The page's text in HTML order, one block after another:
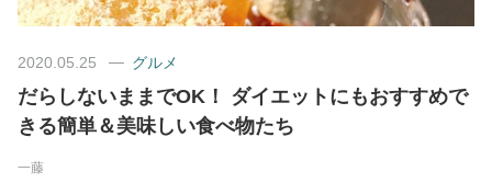
ワークスタイル
妊娠/出産/家族
2020.05.25 グルメ
だらしないままでOK！ ダイエットにもおすすめで
きる簡単＆美味しい食べ物たち
一藤